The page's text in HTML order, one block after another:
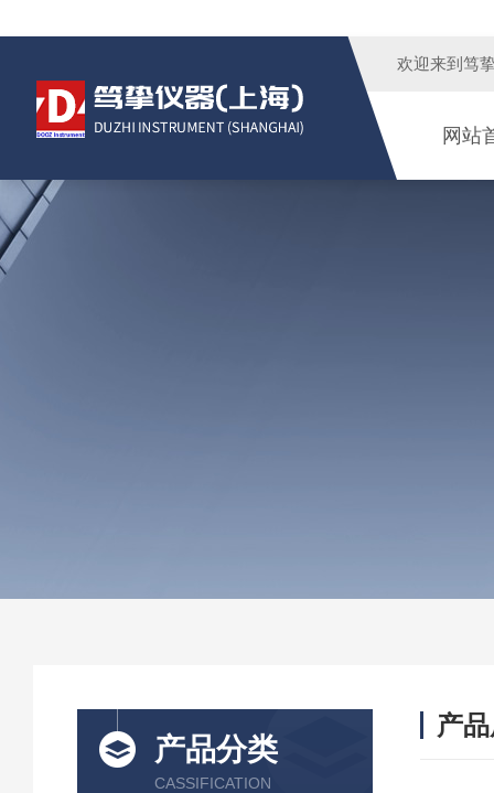
欢迎来到 笃
网站
产品分类
CASSIFICATION
产